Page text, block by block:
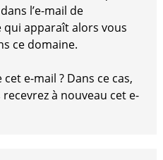
l’e-mail de
apparaît alors vous
ce domaine.
e-mail ? Dans ce cas,
à nouveau cet e-